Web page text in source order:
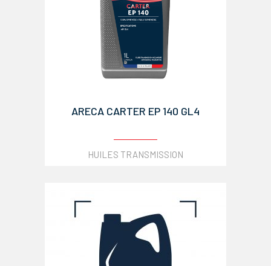
ARECA CARTER EP 140 GL4
HUILES TRANSMISSION